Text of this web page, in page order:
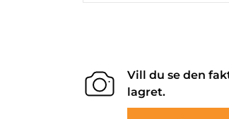
Vill du se den
lagret.